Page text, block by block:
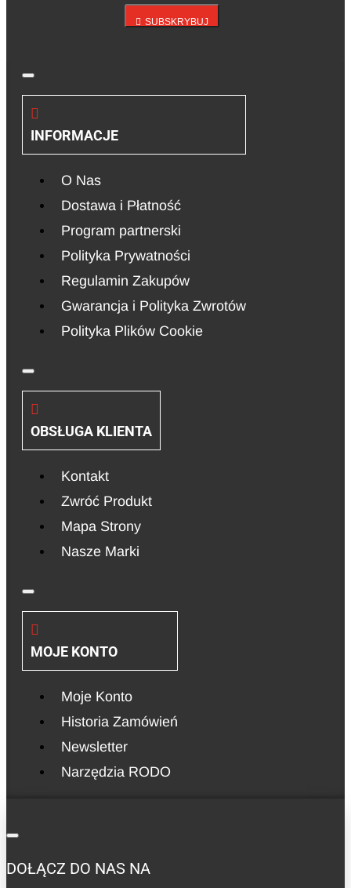
SUBSKRYBUJ
INFORMACJE
O Nas
Dostawa i Płatność
Program partnerski
Polityka Prywatności
Regulamin Zakupów
Gwarancja i Polityka Zwrotów
Polityka Plików Cookie
OBSŁUGA KLIENTA
Kontakt
Zwróć Produkt
Mapa Strony
Nasze Marki
MOJE KONTO
Moje Konto
Historia Zamówień
Newsletter
Narzędzia RODO
DOŁĄCZ DO NAS NA